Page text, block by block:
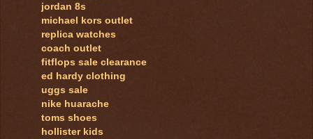
jordan 8s
michael kors outlet
replica watches
coach outlet
fitflops sale clearance
ed hardy clothing
uggs sale
nike huarache
toms shoes
hollister kids